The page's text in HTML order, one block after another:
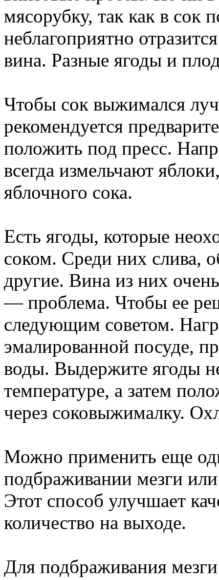
мясорубку, так как в сок
неблагоприятно
вина. Разные ягоды и
Чтобы сок выжимался
рекомендуется
положить под пресс.
всегда измельчают
яблочного сока.
Есть ягоды, которые
соком. Среди них слива,
другие. Вина из них
— проблема. Чтобы ее
следующим советом.
эмалированной посуде,
воды. Выдержите ягоды
температуре, а затем
через соковыжималку.
Можно применить еще
подбраживании мезги
Этот способ улучшает
количество на выходе.
Для подбраживания